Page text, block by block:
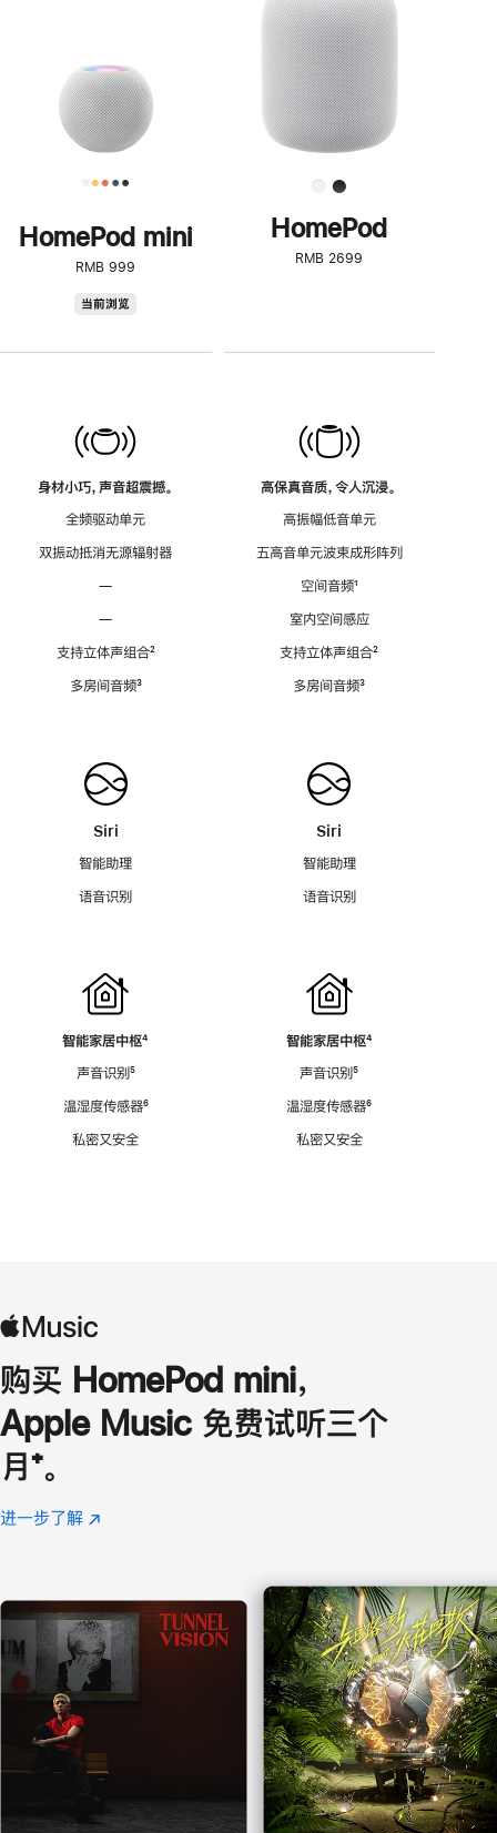
HomePod mini
RMB 999
当前浏览
身材小巧，声音超震撼。
全频驱动单元
双振动抵消无源辐射器
—
—
支持立体声组合脚
²
多房间音频脚
³
Siri
智能助理
语音识别
智能家居中枢脚
⁴
声音识别脚
⁵
温湿度传感器脚
⁶
私密又安全
了
解
HomePod<
HomePod
RMB 2699
高保真音质，令人沉浸。
高振幅低音单元
五高音单元波束成形阵列
空间音频脚
¹
室内空间感应
支持立体声组合脚
²
多房间音频脚
³
Siri
智能助理
语音识别
智能家居中枢脚
⁴
声音识别脚
⁵
温湿度传感器脚
⁶
私密又安全
购买 HomePod mini，
Apple Music 免费试听三个
月 脚
注
⁺。
进一步了解 Apple
(在
口
中
打
开)